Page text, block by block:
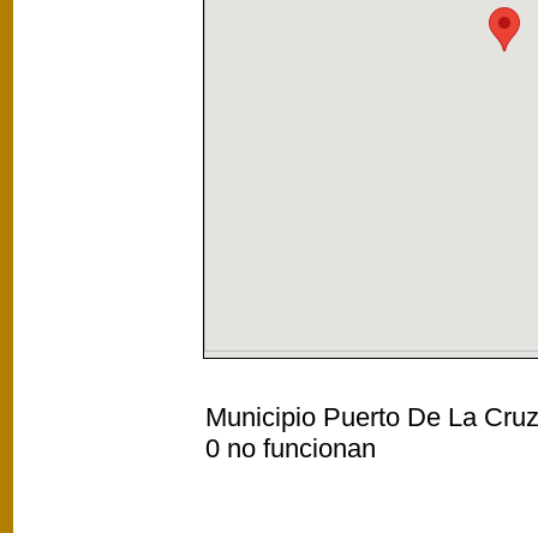
Municipio Puerto De La
0 no funcionan